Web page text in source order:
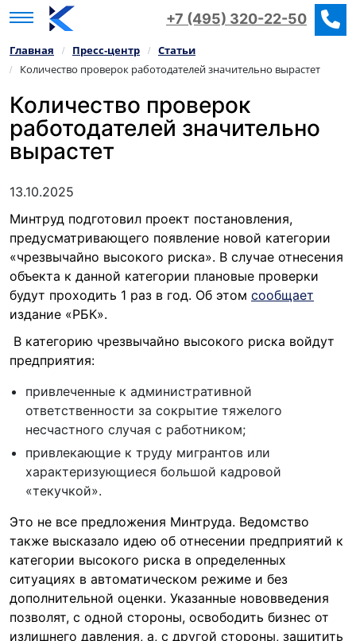
+7 (495) 320-22-50
Главная / Пресс‑центр / Статьи
/ Количество проверок работодателей значительно вырастет
Количество проверок
работодателей значительно
вырастет
13.10.2025
Минтруд подготовил проект постановления,
предусматривающего появление новой категории
«чрезвычайно высокого риска». В случае отнесения
объекта к данной категории плановые проверки
будут проходить 1 раз в год. Об этом сообщает
издание «РБК».
В категорию чрезвычайно высокого риска войдут
предприятия:
привлеченные к административной
ответственности за сокрытие тяжелого
несчастного случая с работником;
привлекающие к труду мигрантов или
характеризующиеся большой кадровой
«текучкой».
Это не все предложения Минтруда. Ведомство
также высказало идею об отнесении предприятий к
категории высокого риска в определенных
ситуациях в автоматическом режиме и без
дополнительной оценки. Указанные нововведения
позволят, с одной стороны, освободить бизнес от
излишнего давления, а, с другой стороны, защитить